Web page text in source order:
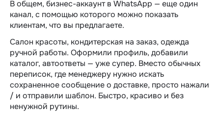
В общем, бизнес-аккаунт в WhatsApp — еще один
канал, с помощью которого можно показать
клиентам, что вы предлагаете.
Салон красоты, кондитерская на заказ, одежда
ручной работы. Оформили профиль, добавили
каталог, автоответы — уже супер. Вместо обычных
переписок, где менеджеру нужно искать
сохраненное сообщение о доставке, просто нажали
/ и отправили шаблон. Быстро, красиво и без
ненужной рутины.